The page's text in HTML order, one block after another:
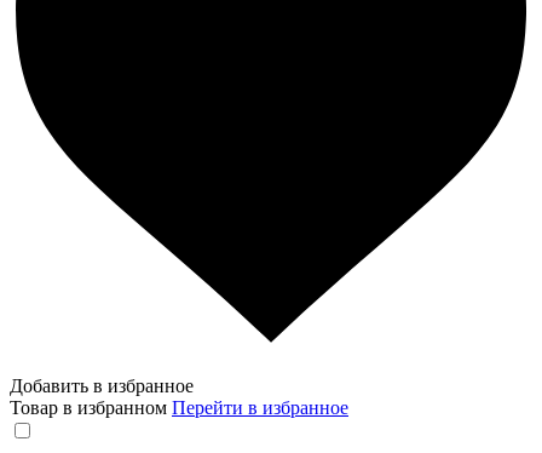
Добавить в избранное
Товар в избранном Перейти в избранное